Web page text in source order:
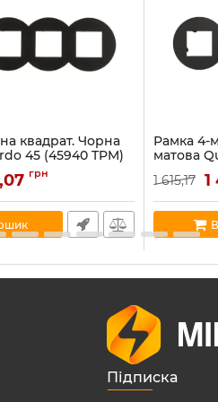
квадрат. Чорна
45 (45940 TPM)
TPM грн
Рамка 4-
матова
Артикул:
В наявності:
1 615,17 1
Підписка